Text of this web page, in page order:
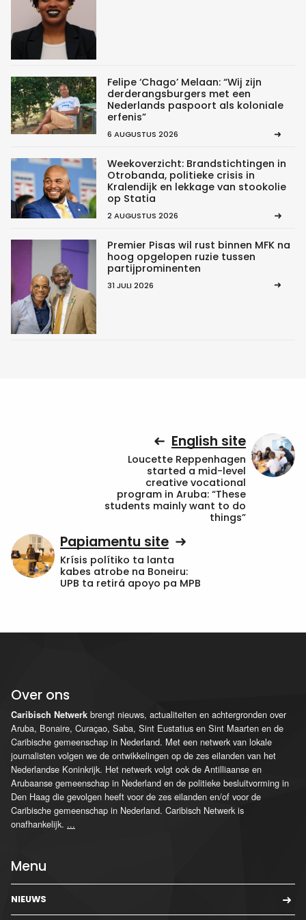
Felipe ‘Chago’ Melaan: “Wij zijn
derderangsburgers met een
Nederlands paspoort als koloniale
erfenis”
6 AUGUSTUS 2026
Weekoverzicht: Brandstichtingen in
Otrobanda, politieke crisis in
Kralendijk en lekkage van stookolie
op Statia
2 AUGUSTUS 2026
Premier Pisas wil rust binnen MFK na
hoog opgelopen ruzie tussen
partijprominenten
31 JULI 2026
English site
Loucette Reppenhagen
started a mid-level
creative vocational
program in Aruba: “These
students mainly want to do
things”
Papiamentu site
Krísis polítiko ta lanta
kabes atrobe na Boneiru:
UPB ta retirá apoyo pa MPB
Over ons
Caribisch Netwerk brengt nieuws, actualiteiten en achtergronden over
Aruba, Bonaire, Curaçao, Saba, Sint Eustatius en Sint Maarten en de
Caribische gemeenschap in Nederland. Met een netwerk van lokale
journalisten volgen we de ontwikkelingen op de zes eilanden van het
Nederlandse Koninkrijk. Het netwerk volgt ook de Antilliaanse en
Arubaanse gemeenschap in Nederland en de politieke besluitvorming in
Den Haag die gevolgen heeft voor de zes eilanden en/of voor de
Caribische gemeenschap in Nederland. Caribisch Netwerk is
onafhankelijk. ...
Menu
NIEUWS